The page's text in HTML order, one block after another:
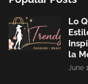
Lo
la
June